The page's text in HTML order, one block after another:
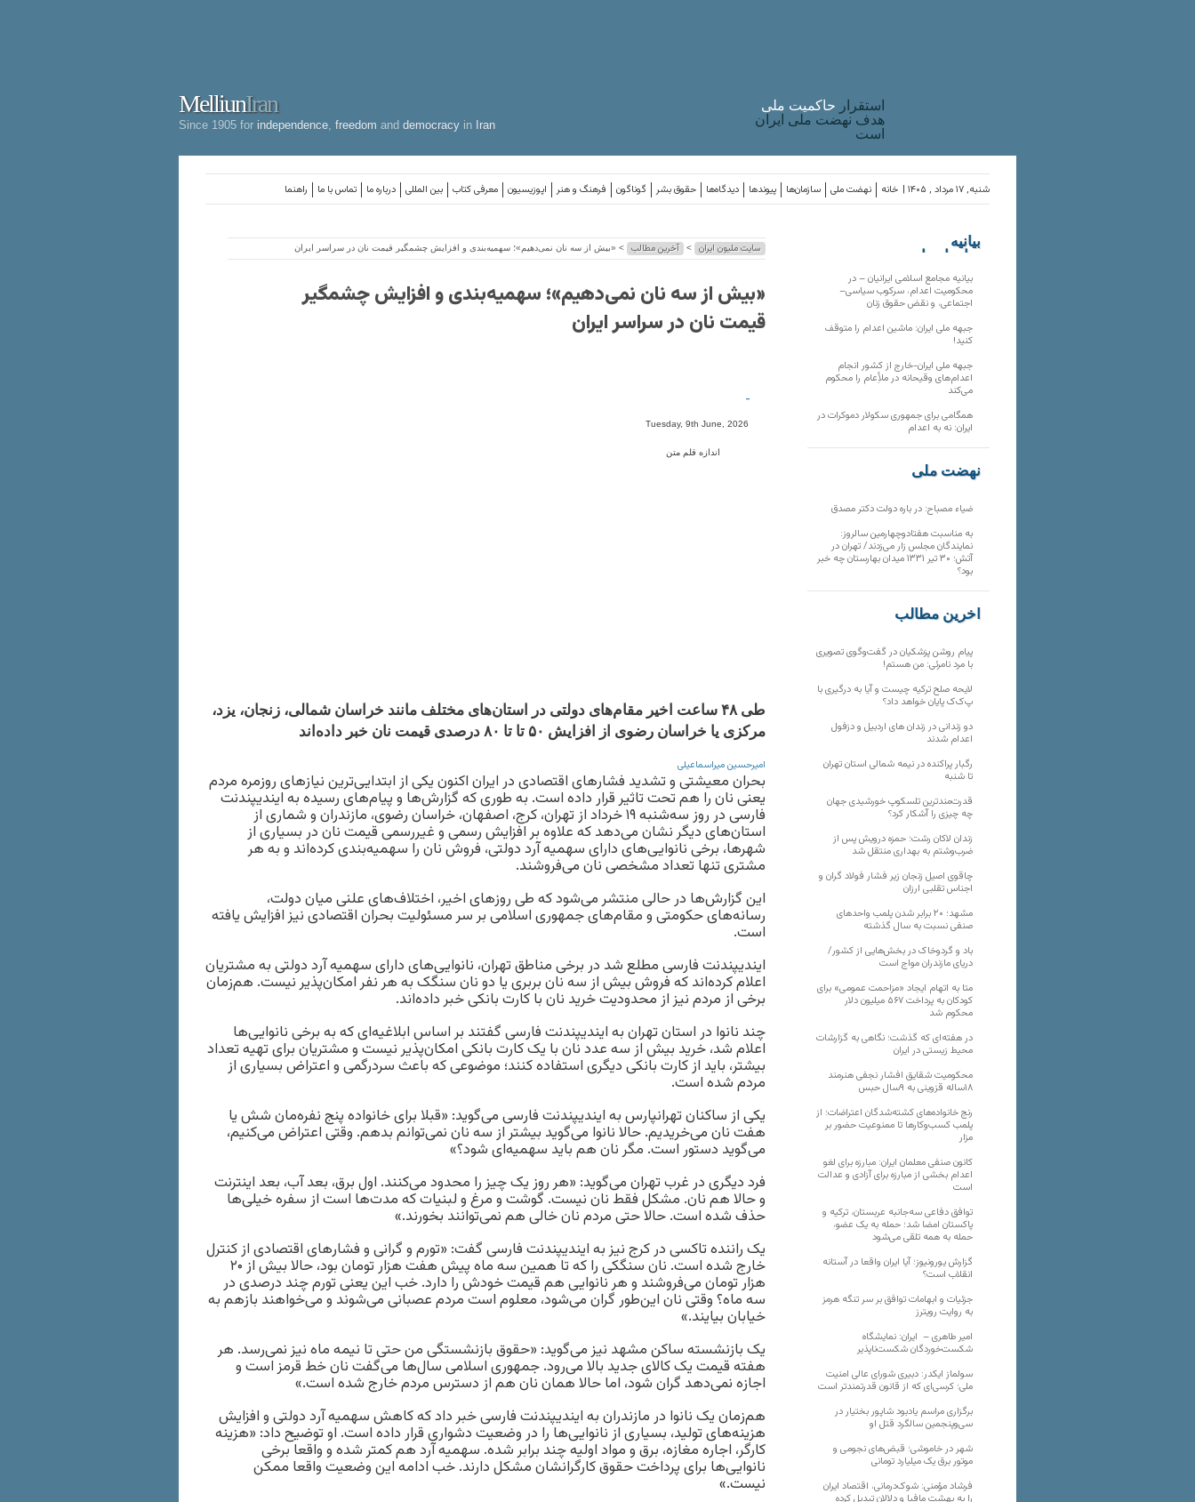
MelliunIran
Since 1905 for independence freedom and democracy in Iran
استقرار حاکميت ملی
هدف نهضت ملی ایران
است
راهنما تماس با ما درباره ما بین المللی معرفی کتاب اپوزیسیون فرهنگ و هنر گوناگون حقوق بشر دیدگاه‌ها پیوندها سازمان‌ها نهضت ملی خانه شنبه, ۱۷ مرداد , ۱۴۰۵ |
سایت ملیون ایران > آخرین مطالب > «بیش از سه نان نمی‌دهیم»؛ سهمیه‌بندی و افزایش چشمگیر قیمت نان در سراسر ایران
«بیش از سه نان نمی‌دهیم»؛ سهمیه‌بندی و افزایش چشمگیر
قیمت نان در سراسر ایران
-
Tuesday, 9th June, 2026
اندازه قلم متن
طی ۴۸ ساعت اخیر مقام‌های دولتی در استان‌های مختلف مانند خراسان شمالی، زنجان، یزد،
مرکزی یا خراسان رضوی از افزایش ۵۰ تا تا ۸۰ درصدی قیمت نان خبر داده‌اند
امیرحسین میراسماعیلی
بحران معیشتی و تشدید فشارهای اقتصادی در ایران اکنون یکی از ابتدایی‌ترین نیازهای روزمره مردم
یعنی نان را هم تحت تاثیر قرار داده است. به طوری که گزارش‌ها و پیام‌های رسیده به ایندیپندنت
فارسی در روز سه‌شنبه ۱۹ خرداد از تهران، کرج، اصفهان، خراسان رضوی، مازندران و شماری از
استان‌های دیگر نشان می‌دهد که علاوه بر افزایش رسمی و غیررسمی قیمت نان در بسیاری از
شهرها، برخی نانوایی‌های دارای سهمیه آرد دولتی، فروش نان را سهمیه‌بندی کرده‌اند و به هر
مشتری تنها تعداد مشخصی نان می‌فروشند.
این گزارش‌ها در حالی منتشر می‌شود که طی روزهای اخیر، اختلاف‌های علنی میان دولت،
رسانه‌های حکومتی و مقام‌های جمهوری اسلامی بر سر مسئولیت بحران اقتصادی نیز افزایش یافته
است.
ایندیپندنت فارسی مطلع شد در برخی مناطق تهران، نانوایی‌های دارای سهمیه آرد دولتی به مشتریان
اعلام کرده‌اند که فروش بیش از سه نان بربری یا دو نان سنگک به هر نفر امکان‌پذیر نیست. هم‌زمان
برخی از مردم نیز از محدودیت خرید نان با کارت بانکی خبر داده‌اند.
چند نانوا در استان تهران به ایندیپندنت فارسی گفتند بر اساس ابلاغیه‌ای که به برخی نانوایی‌ها
اعلام شد، خرید بیش از سه عدد نان با یک کارت بانکی امکان‌پذیر نیست و مشتریان برای تهیه تعداد
بیشتر، باید از کارت بانکی دیگری استفاده کنند؛ موضوعی که باعث سردرگمی و اعتراض بسیاری از
مردم شده است.
یکی از ساکنان تهرانپارس به ایندیپندنت فارسی می‌گوید: «قبلا برای خانواده پنج نفره‌مان شش یا
هفت نان می‌خریدیم. حالا نانوا می‌گوید بیشتر از سه نان نمی‌توانم بدهم. وقتی اعتراض می‌کنیم،
می‌گوید دستور است. مگر نان هم باید سهمیه‌ای شود؟»
فرد دیگری در غرب تهران می‌گوید: «هر روز یک چیز را محدود می‌کنند. اول برق، بعد آب، بعد اینترنت
و حالا هم نان. مشکل فقط نان نیست. گوشت و مرغ و لبنیات که مدت‌ها است از سفره خیلی‌ها
حذف شده است. حالا حتی مردم نان خالی هم نمی‌توانند بخورند.»
یک راننده تاکسی در کرج نیز به ایندیپندنت فارسی گفت: «تورم و گرانی و فشارهای اقتصادی از کنترل
خارج شده است. نان سنگکی را که تا همین سه ماه پیش هفت هزار تومان بود، حالا بیش از ۲۰
هزار تومان می‌فروشند و هر نانوایی هم قیمت خودش را دارد. خب این یعنی تورم چند درصدی در
سه ماه؟ وقتی نان این‌طور گران می‌شود، معلوم است مردم عصبانی می‌شوند و می‌خواهند بازهم به
خیابان بیایند.»
یک بازنشسته ساکن مشهد نیز می‌گوید: «حقوق بازنشستگی من حتی تا نیمه ماه نیز نمی‌رسد. هر
هفته قیمت یک کالای جدید بالا می‌رود. جمهوری اسلامی سال‌ها می‌گفت نان خط قرمز است و
اجازه نمی‌دهد گران شود، اما حالا همان نان هم از دسترس مردم خارج شده است.»
هم‌زمان یک نانوا در مازندران به ایندیپندنت فارسی خبر داد که کاهش سهمیه آرد دولتی و افزایش
هزینه‌های تولید، بسیاری از نانوایی‌ها را در وضعیت دشواری قرار داده است. او توضیح داد: «هزینه
کارگر، اجاره مغازه، برق و مواد اولیه چند برابر شده. سهمیه آرد هم کمتر شده و واقعا برخی
نانوایی‌ها برای پرداخت حقوق کارگرانشان مشکل دارند. خب ادامه این وضعیت واقعا ممکن
نیست.»
بیانیه
سازمان‌های
بیانیه مجامع اسلامی ایرانیان – در
محکومیت اعدام، سرکوب سیاسی–
اجتماعی، و نقض حقوق زنان
جبهه ملی ایران: ماشین اعدام را متوقف
کنید!
جبهه ملی ایران-خارج از کشور انجام
اعدام‌های وقیحانه در ملأِعام را محکوم
می‌کند
همگامی برای جمهوری سکولار دموکرات در
ایران: نه به اعدام
نهضت ملی
ضیاء مصباح: در باره دولت دکتر مصدق
به مناسبت هفتادوچهارمین سالروز:
نمایندگان مجلس زار می‌زدند/ تهران در
آتش؛ ۳۰ تیر ۱۳۳۱ میدان بهارستان چه خبر
بود؟
آخرین مطالب
پیام روشن پزشکیان در گفت‌و‌گوی تصویری
با مرد نامرئی: من هستم!
لایحه صلح ترکیه چیست و آیا به درگیری با
پ‌ک‌ک پایان خواهد داد؟
دو زندانی در زندان های اردبیل و دزفول
اعدام شدند
رگبار پراکنده در نیمه شمالی استان تهران
تا شنبه
قدرت‌مندترین تلسکوپ خورشیدی جهان
چه چیزی را آشکار کرد؟
زندان لاکان رشت؛ حمزه درویش پس از
ضرب‌وشتم به بهداری منتقل شد
چاقوی اصیل زنجان زیر فشار فولاد گران و
اجناس تقلبی ارزان
مشهد؛ ۲۰ برابر شدن پلمب واحدهای
صنفی نسبت به سال گذشته
باد و گردوخاک در بخش‌هایی از کشور/
دریای مازندران مواج است
متا به اتهام ایجاد «مزاحمت عمومی» برای
کودکان به پرداخت ۵۶۷ میلیون دلار
محکوم شد
در هفته‌ای که گذشت؛ نگاهی به گزارشات
محیط زیستی در ایران
محکومیت شقایق افشار نجفی هنرمند
۱۸ساله قزوینی به ۹سال حبس
رنج خانواده‌های کشته‌شدگان اعتراضات؛ از
پلمب کسب‌وکارها تا ممنوعیت حضور بر
مزار
کانون صنفی معلمان ایران: مبارزه برای لغو
اعدام بخشی از مبارزه برای آزادی و عدالت
است
توافق دفاعی سه‌جانبه عربستان، ترکیه و
پاکستان امضا شد؛ حمله به یک عضو،
حمله به همه تلقی می‌شود
گزارش یورونیوز؛ آیا ایران واقعا در آستانه
انقلاب است؟
جزئیات و ابهامات توافق بر سر تنگه هرمز
به روایت رویترز
امیر طاهری – ایران: نمایشگاه
شکست‌خوردگان شکست‌ناپذیر
سولماز ایکدر: دبیری شورای عالی امنیت
ملی؛ کرسی‌ای که از قانون قدرتمندتر است
برگزاری مراسم یادبود شاپور بختیار در
سی‌وپنجمین سالگرد قتل او
شهر در خاموشی؛ قبض‌های نجومی و
موتور برق یک میلیارد تومانی
فرشاد مؤمنی: شوک‌درمانی، اقتصاد ایران
را به بهشت مافیا و دلالان تبدیل کرده